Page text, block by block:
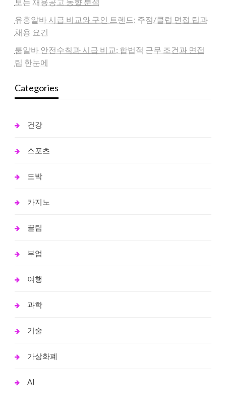
유흥알바 시급 비교와 구인 트렌드: 주점/클럽 면접 팁과
채용 요건
룸알바 안전수칙과 시급 비교: 합법적 근무 조건과 면접
팁 한눈에
Categories
건강
스포츠
도박
카지노
꿀팁
부업
여행
과학
기술
가상화폐
AI